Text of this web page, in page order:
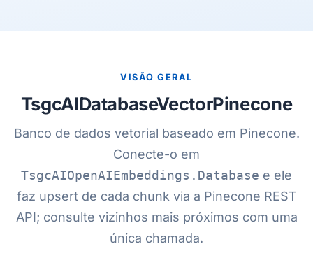
VISÃO GERAL
TsgcAIDatabaseVectorPinecone
Banco de dados vetorial baseado em Pinecone.
Conecte-o em
TsgcAIOpenAIEmbeddings.Database e ele
faz upsert de cada chunk via a Pinecone REST
API; consulte vizinhos mais próximos com uma
única chamada.